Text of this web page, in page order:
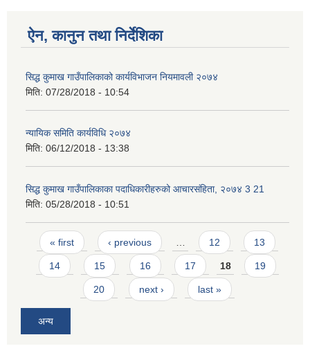
ऐन, कानुन तथा निर्देशिका
सिद्ध कुमाख गाउँपालिकाको कार्यविभाजन नियमावली २०७४
मिति: 07/28/2018 - 10:54
न्यायिक समिति कार्यविधि २०७४
मिति: 06/12/2018 - 13:38
सिद्ध कुमाख गाउँपालिकाका पदाधिकारीहरुको आचारसंहिता, २०७४ 3 21
मिति: 05/28/2018 - 10:51
Pages
« first ‹ previous 12 13
14 15 16 17 18 19
20 next › last »
अन्य